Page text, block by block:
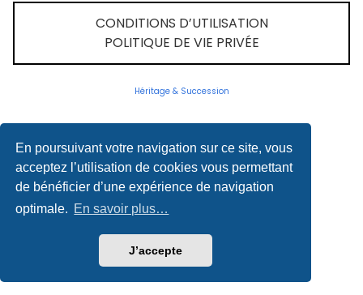
En poursuivant votre navigation sur ce site, vous
acceptez l’utilisation de cookies vous permettant
de bénéficier d’une expérience de navigation
optimale. En savoir plus…
J’accepte
CONDITIONS D’UTILISATION
POLITIQUE DE VIE PRIVÉE
Héritage & Succession